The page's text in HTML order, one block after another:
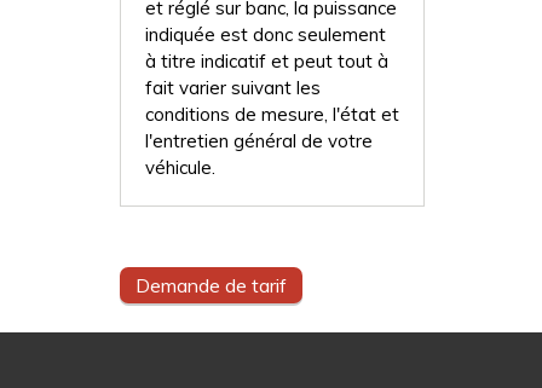
et réglé sur banc, la puissance
indiquée est donc seulement
à titre indicatif et peut tout à
fait varier suivant les
conditions de mesure, l'état et
l'entretien général de votre
véhicule.
Demande de tarif